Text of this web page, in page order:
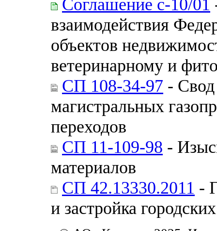
Соглашение с-10/01
взаимодействия
объектов
ветеринарному и
СП 108-34-97 -
магистральных
переходов
СП 11-109-98 -
материалов
СП 42.13330.2011 -
и застройка